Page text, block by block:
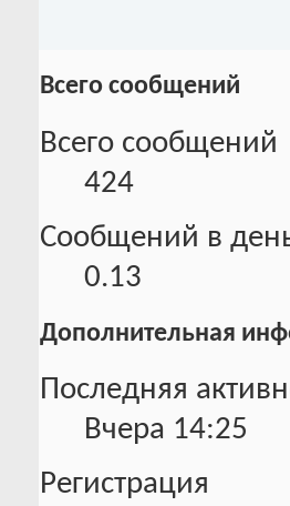
Всего сообщений
Всего сообщений
424
Сообщений в
0.13
Дополнительная
Последняя
Вчера 14:25
Регистрация